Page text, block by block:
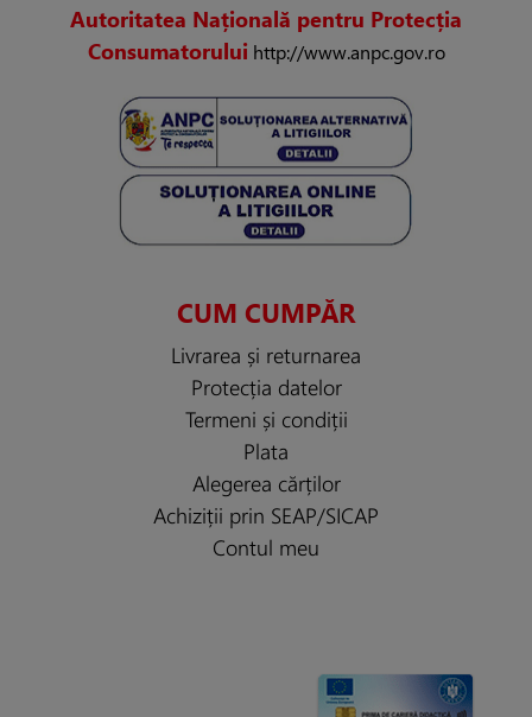
Autoritatea Națională pentru Protecția
Consumatorului http://www.anpc.gov.ro
CUM CUMPĂR
Livrarea și returnarea
Protecția datelor
Termeni și condiții
Plata
Alegerea cărților
Achiziții prin SEAP/SICAP
Contul meu